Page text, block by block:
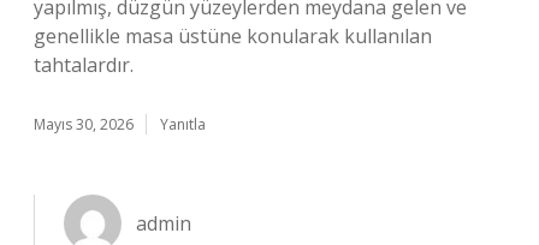
yapılmış, düzgün yüzeylerden meydana gelen ve
genellikle masa üstüne konularak kullanılan
tahtalardır.
Mayıs 30, 2026 Yanıtla
admin